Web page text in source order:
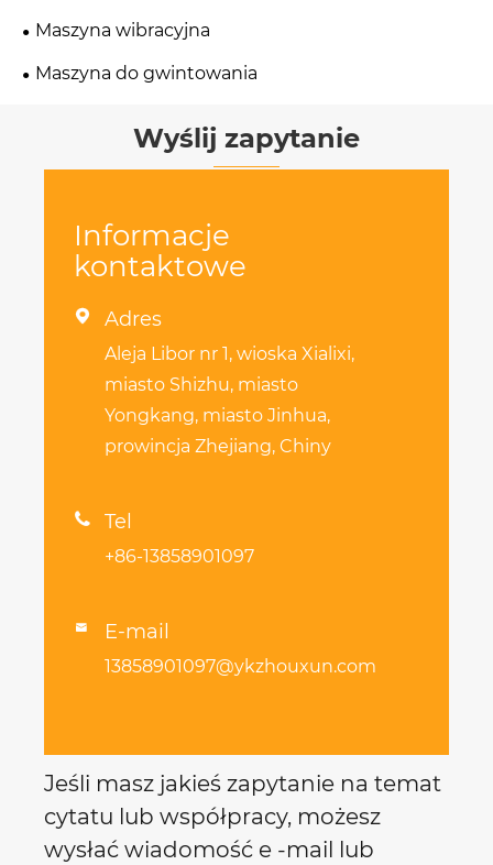
Maszyna wibracyjna
Maszyna do gwintowania
Wyślij zapytanie
Informacje
kontaktowe
 Adres
Aleja Libor nr 1, wioska Xialixi,
miasto Shizhu, miasto
Yongkang, miasto Jinhua,
prowincja Zhejiang, Chiny
 Tel
+86-13858901097
 E-mail
13858901097@ykzhouxun.com
Jeśli masz jakieś zapytanie na temat
cytatu lub współpracy, możesz
wysłać wiadomość e -mail lub